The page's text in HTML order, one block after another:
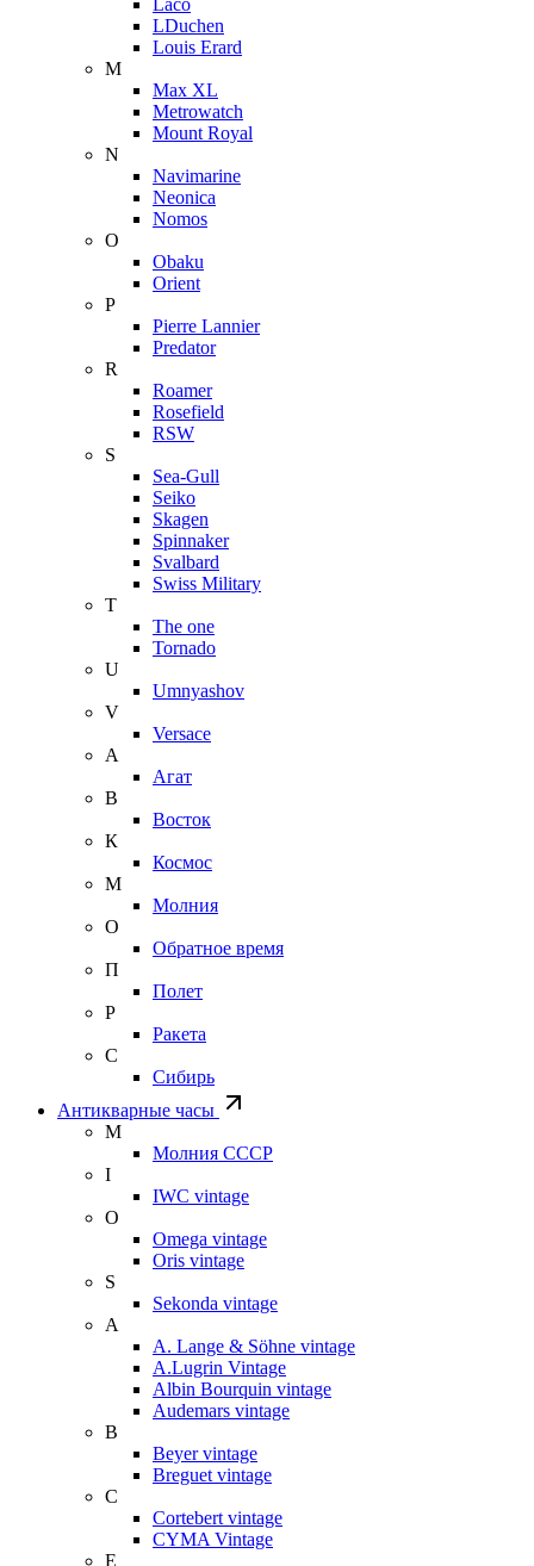
Laco
LDuchen
Louis Erard
M
Max XL
Metrowatch
Mount Royal
N
Navimarine
Neonica
Nomos
O
Obaku
Orient
P
Pierre Lannier
Predator
R
Roamer
Rosefield
RSW
S
Sea-Gull
Seiko
Skagen
Spinnaker
Svalbard
Swiss Military
T
The one
Tornado
U
Umnyashov
V
Versace
А
Агат
В
Восток
К
Космос
М
Молния
О
Обратное время
П
Полет
Р
Ракета
С
Сибирь
Антикварные часы
М
Молния СССР
I
IWC vintage
O
Omega vintage
Oris vintage
S
Sekonda vintage
A
A. Lange & Söhne vintage
A.Lugrin Vintage
Albin Bourquin vintage
Audemars vintage
B
Beyer vintage
Breguet vintage
C
Cortebert vintage
CYMA Vintage
E